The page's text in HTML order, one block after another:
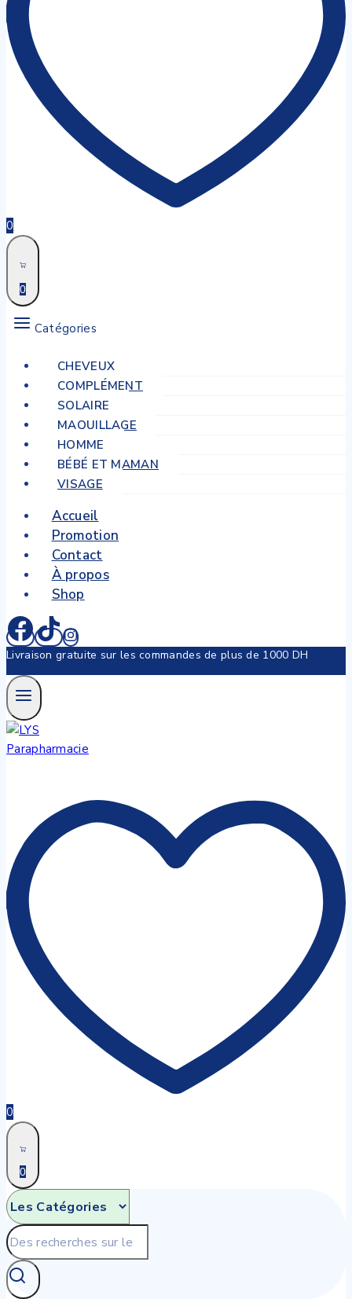
0
0
Catégories
CHEVEUX
COMPLÉMENT
SOLAIRE
MAQUILLAGE
HOMME
BÉBÉ ET MAMAN
VISAGE
Accueil
Promotion
Contact
À propos
Shop
Livraison gratuite sur les commandes de plus de 1000 DH
0
0
Recherche
pour: